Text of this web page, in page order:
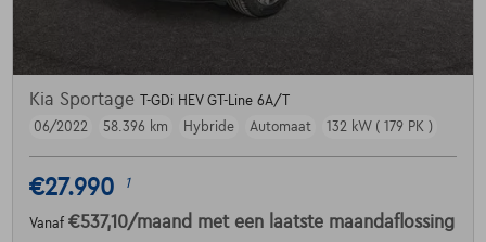
Kia Sportage
T-GDi HEV GT-Line 6A/T
06/2022
58.396 km Hybride Automaat 132 kW ( 179 PK )
€27.990 1
Vanaf €537,10/maand met een laatste maandaflossing